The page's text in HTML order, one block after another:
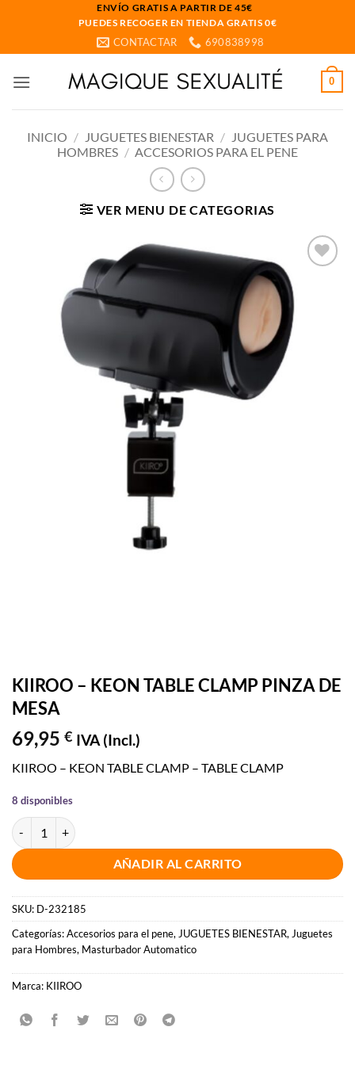
ENVÍO GRATIS A PARTIR DE 45€
PUEDES RECOGER EN TIENDA GRATIS 0€
CONTACTAR 690838998
0
INICIO / JUGUETES BIENESTAR / JUGUETES PARA
HOMBRES / ACCESORIOS PARA EL PENE
VER MENU DE CATEGORIAS
KIIROO – KEON TABLE CLAMP PINZA DE
MESA
69,95 € IVA (Incl.)
KIIROO – KEON TABLE CLAMP – TABLE CLAMP
8 disponibles
KIIROO - KEON TABLE CLAMP PINZA DE MESA cantidad
AÑADIR AL CARRITO
SKU: D-232185
Categorías:Accesorios para el pene, JUGUETES BIENESTAR, Juguetes
para Hombres, Masturbador Automatico
Marca: KIIROO